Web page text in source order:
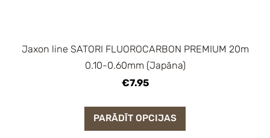
Jaxon line SATORI FLUOROCARBON PREMIUM 20m
0.10-0.60mm (Japāna)
€7.95
PARĀDĪT OPCIJAS